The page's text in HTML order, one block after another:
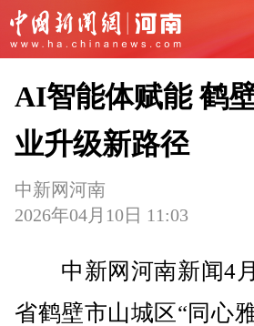
AI智能体赋能 鹤
业升级新路径
中新网河南
2026年04月10日 11:03
中新网河南新闻4月
省鹤壁市山城区“同心